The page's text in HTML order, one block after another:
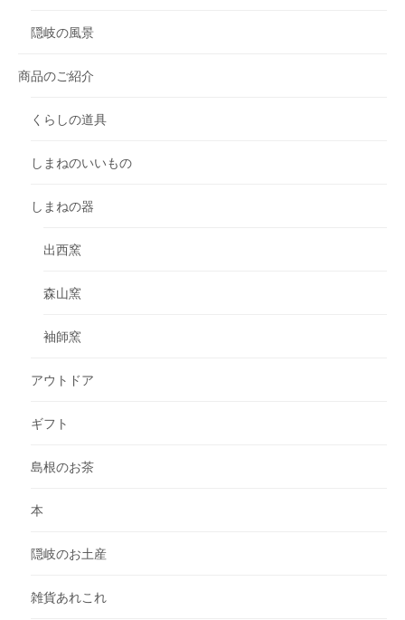
隠岐の風景
商品のご紹介
くらしの道具
しまねのいいもの
しまねの器
出西窯
森山窯
袖師窯
アウトドア
ギフト
島根のお茶
本
隠岐のお土産
雑貨あれこれ